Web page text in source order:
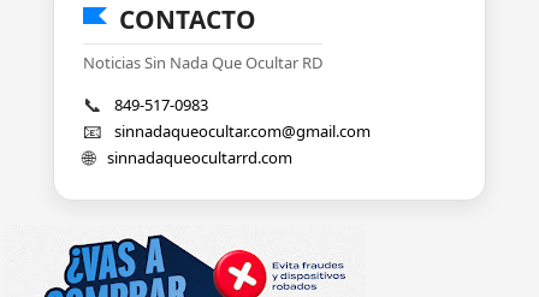
CONTACTO
Noticias Sin Nada Que Ocultar RD
📞 849-517-0983
📧 sinnadaqueocultar.com@gmail.com
🌐 sinnadaqueocultarrd.com